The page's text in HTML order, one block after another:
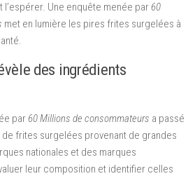
l’espérer. Une enquête menée par60
met en lumière les pires frites surgelées à
des ingrédients
par60 Millions de consommateurs a passé
frites surgelées provenant de grandes
nationales et des marques
leur composition et identifier celles